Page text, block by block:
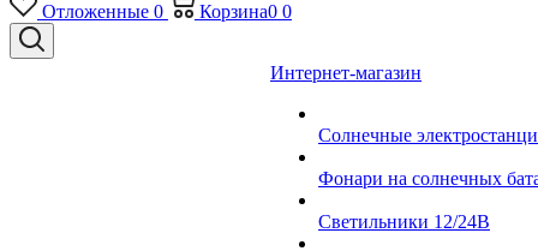
Отложенные 0 Корзина0 0
Интернет-магазин
Солнечные
Фонари на солнечных
Светильники 12/24В